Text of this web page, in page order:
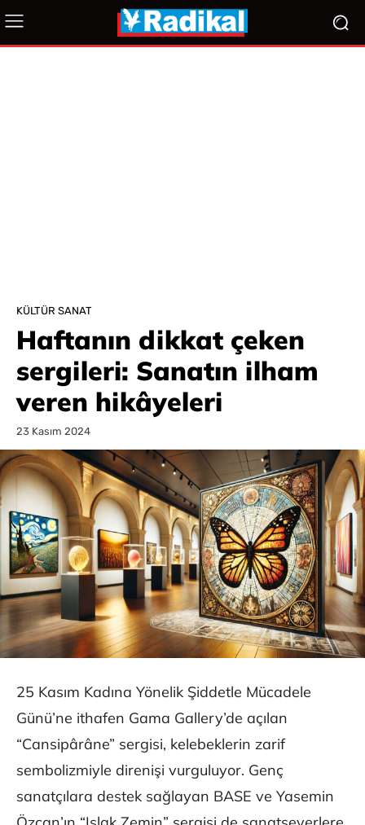
KÜLTÜR SANAT
Haftanın dikkat çeken
sergileri: Sanatın ilham
veren hikâyeleri
23 Kasım 2024
25 Kasım Kadına Yönelik Şiddetle Mücadele
Günü’ne ithafen Gama Gallery’de açılan
“Cansipârâne” sergisi, kelebeklerin zarif
sembolizmiyle direnişi vurguluyor. Genç
sanatçılara destek sağlayan BASE ve Yasemin